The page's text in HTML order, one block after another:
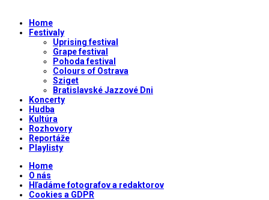
Home
Festivaly
Uprising festival
Grape festival
Pohoda festival
Colours of Ostrava
Sziget
Bratislavské Jazzové Dni
Koncerty
Hudba
Kultúra
Rozhovory
Reportáže
Playlisty
Home
O nás
Hľadáme fotografov a redaktorov
Cookies a GDPR